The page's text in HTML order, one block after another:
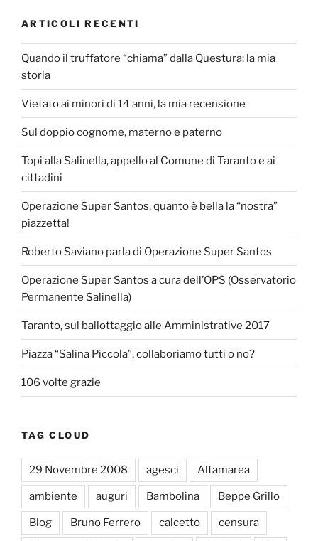
ARTICOLI RECENTI
Quando il truffatore “chiama” dalla Questura: la mia
storia
Vietato ai minori di 14 anni, la mia recensione
Sul doppio cognome, materno e paterno
Topi alla Salinella, appello al Comune di Taranto e ai
cittadini
Operazione Super Santos, quanto è bella la “nostra”
piazzetta!
Roberto Saviano parla di Operazione Super Santos
Operazione Super Santos a cura dell’OPS (Osservatorio
Permanente Salinella)
Taranto, sul ballottaggio alle Amministrative 2017
Piazza “Salina Piccola”, collaboriamo tutti o no?
106 volte grazie
TAG CLOUD
29 Novembre 2008 agesci Altamarea
ambiente auguri Bambolina Beppe Grillo
Blog Bruno Ferrero calcetto censura